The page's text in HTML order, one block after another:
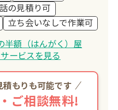
の見積り可
立ち会いなしで作業可
半額（はんがく）屋
ービスを見る
もりも可能です
ご相談無料!